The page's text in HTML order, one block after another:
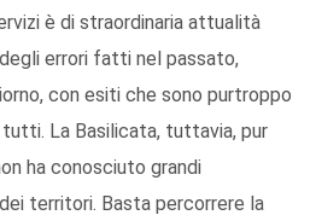
è di straordinaria attualità
errori fatti nel passato,
con esiti che sono purtroppo
La Basilicata, tuttavia, pur
ha conosciuto grandi
territori. Basta percorrere la